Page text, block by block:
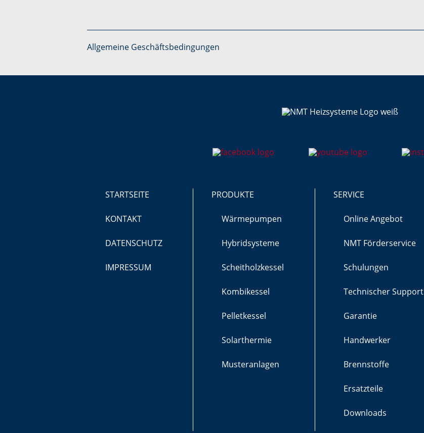
Allgemeine Geschäftsbedingungen
STARTSEITE
KONTAKT
DATENSCHUTZ
IMPRESSUM
PRODUKTE
Wärmepumpen
Hybridsysteme
Scheitholzkessel
Kombikessel
Pelletkessel
Solarthermie
Musteranlagen
SERVICE
Online Angebot
NMT Förderservice
Schulungen
Technischer Support
Garantie
Handwerker
Brennstoffe
Ersatzteile
Downloads